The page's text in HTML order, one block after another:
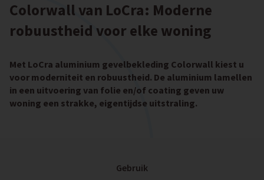
Colorwall van LoCra: Moderne
robuustheid voor elke woning
Met LoCra aluminium gevelbekleding Colorwall kiest u
voor moderniteit en robuustheid. De aluminium lamellen
in een uitvoering van folie en/of coating geven uw
woning een strakke, eigentijdse uitstraling.
Gebruik